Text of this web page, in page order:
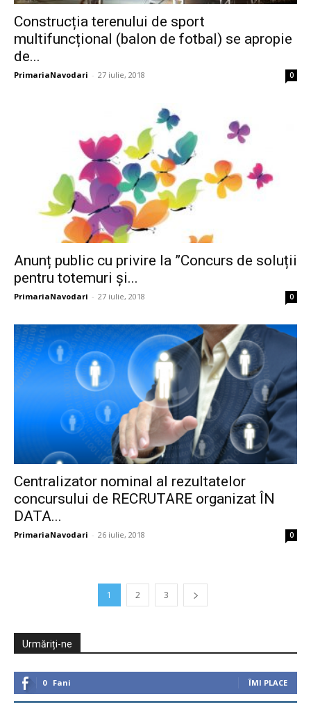
Construcția terenului de sport
multifuncțional (balon de fotbal) se apropie
de...
PrimariaNavodari - 27 iulie, 2018 0
Anunț public cu privire la ”Concurs de soluții
pentru totemuri și...
PrimariaNavodari - 27 iulie, 2018 0
Centralizator nominal al rezultatelor
concursului de RECRUTARE organizat ÎN
DATA...
PrimariaNavodari - 26 iulie, 2018 0
1 2 3
Urmăriți-ne
0 Fani ÎMI PLACE